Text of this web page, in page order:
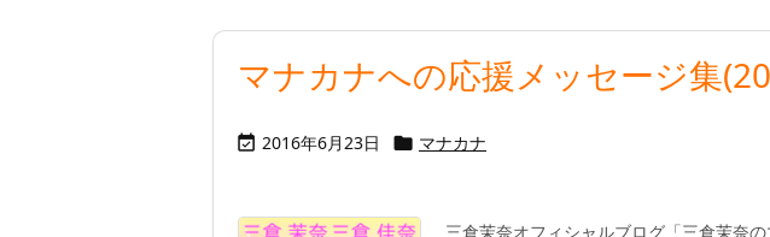
マナカナへの応援メッセージ集
 2016年6月23日  マナカナ
三倉茉奈オフィシャルブログ「三倉茉奈